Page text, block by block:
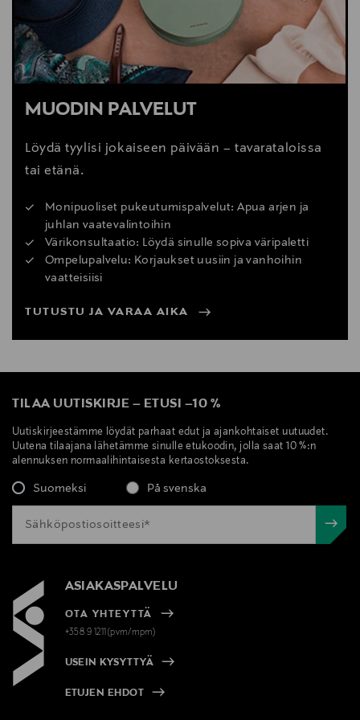
MUODIN PALVELUT
Löydä tyylisi jokaiseen päivään – tavarataloissa
tai etänä.
Monipuoliset pukeutumispalvelut: Apua arjen ja
juhlan vaatevalintoihin
Värikonsultaatio: Löydä sinulle sopiva väripaletti
Ompelupalvelu: Korjaukset uusiin ja vanhoihin
vaatteisiisi
TUTUSTU JA VARAA AIKA
TILAA UUTISKIRJE – ETUSI –10 %
Uutiskirjeestämme löydät parhaat edut ja ajankohtaiset uutuudet.
Uutena tilaajana lähetämme sinulle etukoodin, jolla saat 10 %:n
alennuksen normaalihintaisesta kertaostoksesta.
Suomeksi På svenska
ASIAKASPALVELU
OTA YHTEYTTÄ
+358 9 1211(pvm/mpm)
USEIN KYSYTTYÄ
ETUJEN EHDOT